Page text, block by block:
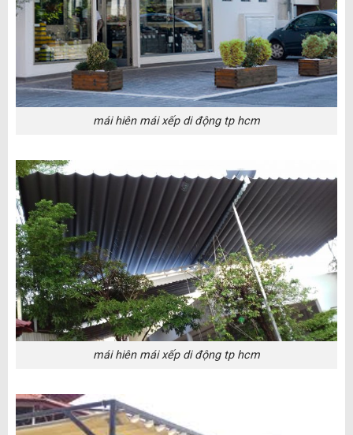
mái hiên mái xếp di động tp hcm
mái hiên mái xếp di động tp hcm